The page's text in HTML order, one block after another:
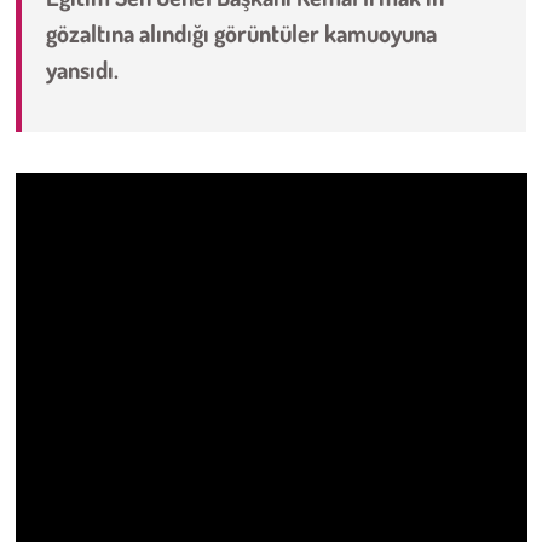
gözaltına alındığı görüntüler kamuoyuna
yansıdı.
Çevre
Günün İçinden